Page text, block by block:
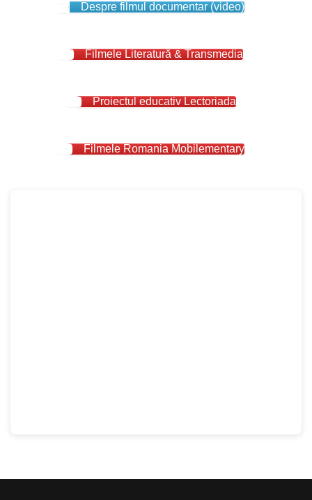
Despre filmul documentar (video)
Filmele Literatură & Transmedia
Proiectul educativ Lectoriada
Filmele Romania Mobilementary